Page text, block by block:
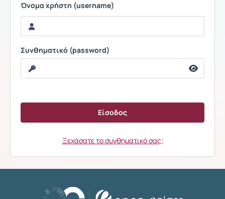
Όνομα χρήστη (username)
Συνθηματικό (password)
Ξεχάσατε το συνθηματικό σας;